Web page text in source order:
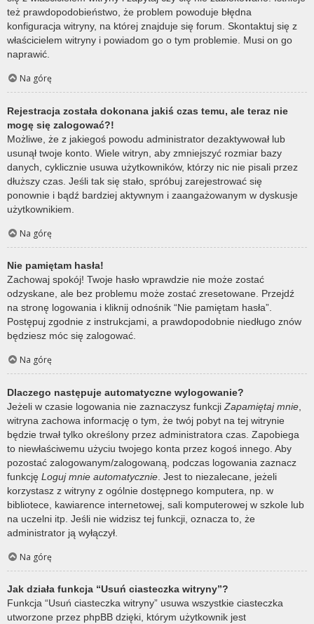
też prawdopodobieństwo, że problem powoduje błędna
konfiguracja witryny, na której znajduje się forum. Skontaktuj się z
właścicielem witryny i powiadom go o tym problemie. Musi on go
naprawić.
Na górę
Rejestracja została dokonana jakiś czas temu, ale teraz nie
mogę się zalogować?!
Możliwe, że z jakiegoś powodu administrator dezaktywował lub
usunął twoje konto. Wiele witryn, aby zmniejszyć rozmiar bazy
danych, cyklicznie usuwa użytkowników, którzy nic nie pisali przez
dłuższy czas. Jeśli tak się stało, spróbuj zarejestrować się
ponownie i bądź bardziej aktywnym i zaangażowanym w dyskusje
użytkownikiem.
Na górę
Nie pamiętam hasła!
Zachowaj spokój! Twoje hasło wprawdzie nie może zostać
odzyskane, ale bez problemu może zostać zresetowane. Przejdź
na stronę logowania i kliknij odnośnik “Nie pamiętam hasła”.
Postępuj zgodnie z instrukcjami, a prawdopodobnie niedługo znów
będziesz móc się zalogować.
Na górę
Dlaczego następuje automatyczne wylogowanie?
Jeżeli w czasie logowania nie zaznaczysz funkcji Zapamiętaj mnie
witryna zachowa informację o tym, że twój pobyt na tej witrynie
będzie trwał tylko określony przez administratora czas. Zapobiega
to niewłaściwemu użyciu twojego konta przez kogoś innego. Aby
pozostać zalogowanym/zalogowaną, podczas logowania zaznacz
funkcję Loguj mnie automatycznie . Jest to niezalecane, jeżeli
korzystasz z witryny z ogólnie dostępnego komputera, np. w
bibliotece, kawiarence internetowej, sali komputerowej w szkole lub
na uczelni itp. Jeśli nie widzisz tej funkcji, oznacza to, że
administrator ją wyłączył.
Na górę
Jak działa funkcja “Usuń ciasteczka witryny”?
Funkcja “Usuń ciasteczka witryny” usuwa wszystkie ciasteczka
utworzone przez phpBB dzięki, którym użytkownik jest